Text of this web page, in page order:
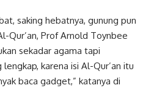
saking hebatnya, gunung pun
Qur’an, Prof Arnold Toynbee
sekadar agama tapi
karena isi Al-Qur’an itu
baca gadget,” katanya di